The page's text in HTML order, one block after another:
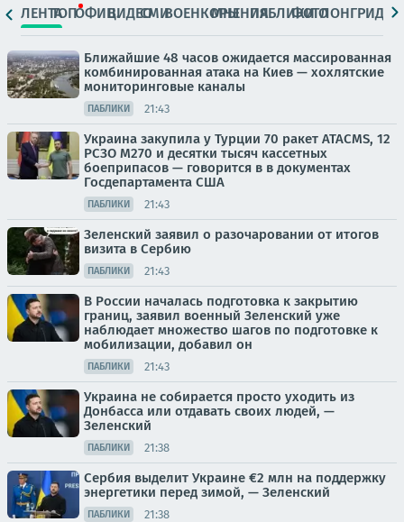
ЛЕНТАТОПОФИЦ.ВИДЕОСМИВОЕНКОРЫМНЕНИЯПАБЛИКИ
ФОТОЛОНГРИДЫ
Ближайшие 48 часов ожидается массированная
комбинированная атака на Киев — хохлятские
мониторинговые каналы
ПАБЛИКИ 21:43
Украина закупила у Турции 70 ракет ATACMS, 12
РСЗО M270 и десятки тысяч кассетных
боеприпасов — говорится в в документах
Госдепартамента США
ПАБЛИКИ 21:43
Зеленский заявил о разочаровании от итогов
визита в Сербию
ПАБЛИКИ 21:43
В России началась подготовка к закрытию
границ, заявил военный Зеленский уже
наблюдает множество шагов по подготовке к
мобилизации, добавил он
ПАБЛИКИ 21:43
Украина не собирается просто уходить из
Донбасса или отдавать своих людей, —
Зеленский
ПАБЛИКИ 21:38
Сербия выделит Украине €2 млн на поддержку
энергетики перед зимой, — Зеленский
ПАБЛИКИ 21:38